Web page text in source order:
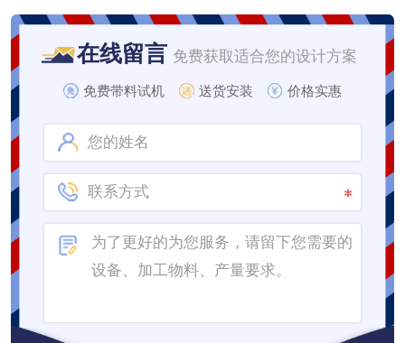
在线留言 免费获取适合您的设计方案
免费带料试机 送货安装 价格实惠